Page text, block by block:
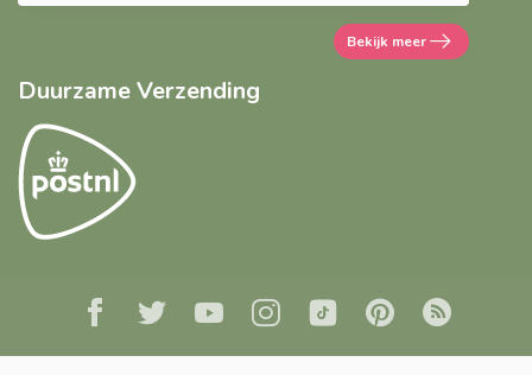
Bekijk meer
Duurzame Verzending